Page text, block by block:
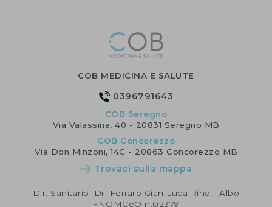
COB MEDICINA E SALUTE
0396791643
COB Seregno
Via Valassina, 40 - 20831 Seregno MB
COB Concorezzo
Via Don Minzoni, 14C - 20863 Concorezzo MB
Trovaci sulla mappa
Dir. Sanitario: Dr. Ferraro Gian Luca Rino - Albo
FNOMCeO n.02379